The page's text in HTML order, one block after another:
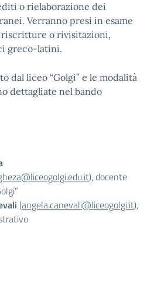
o rielaborazione dei
Verranno presi in esame
o rivisitazioni,
greco-latini.
dal liceo “Golgi” e le modalità
dettagliate nel bando
), docente
(angela.canevali@liceogolgi.it),